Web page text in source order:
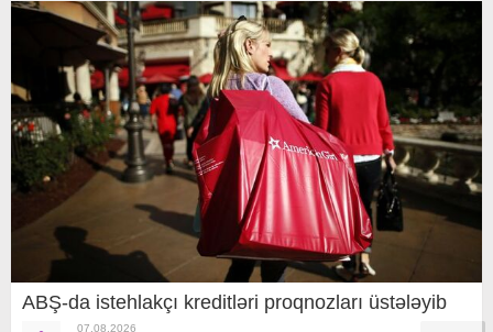
ABŞ-da istehlakçı kreditləri proqnozları üstələyib
07.08.2026